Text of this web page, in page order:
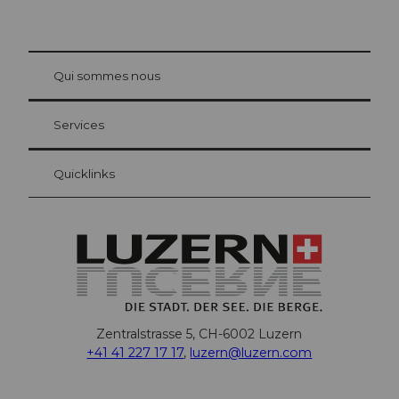
Carte d’hôte Lucerne
Vos avantages en tant qu'hôte pour la nuit
at Bre
Qui sommes nous
Services
Quicklinks
Zentralstrasse 5, CH-6002 Luzern
+41 41 227 17 17, luzern@luzern.com